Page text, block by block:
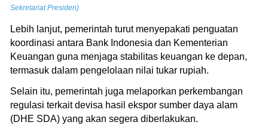
Sekretariat Presiden)
Lebih lanjut, pemerintah turut menyepakati penguatan
koordinasi antara Bank Indonesia dan Kementerian
Keuangan guna menjaga stabilitas keuangan ke depan,
termasuk dalam pengelolaan nilai tukar rupiah.
Selain itu, pemerintah juga melaporkan perkembangan
regulasi terkait devisa hasil ekspor sumber daya alam
(DHE SDA) yang akan segera diberlakukan.